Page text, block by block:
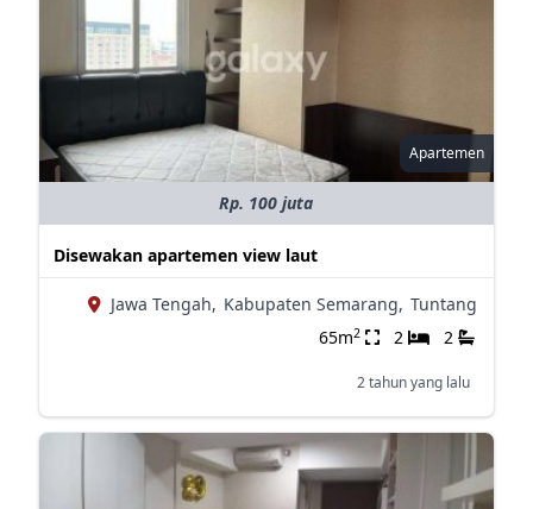
Apartemen
Rp. 100 juta
Disewakan apartemen view laut
Jawa Tengah, Kabupaten Semarang, Tuntang
65m2 2 2
2 tahun yang lalu